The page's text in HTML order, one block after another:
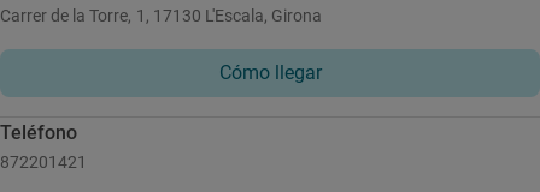
Carrer de la Torre, 1, 17130 L'Escala, Girona
Cómo llegar
Teléfono
872201421